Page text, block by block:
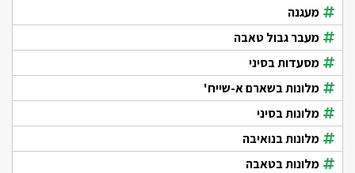
מעגנה
מעבר גבול טאבה
מסעדות בסיני
מלונות בשארם א-שייח'
מלונות בסיני
מלונות בנואיבה
מלונות בטאבה